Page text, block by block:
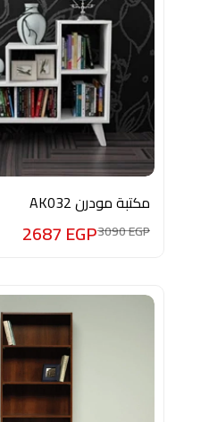
مكتبة مودرن AK032
3090EGP
2687EGP